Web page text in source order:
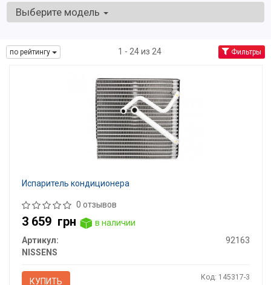
Выберите модель
по рейтингу 1 - 24 из 24 Фильтры
Испаритель кондиционера
0 отзывов
3 659 грн
в наличии
Артикул:
92163
NISSENS
КУПИТЬ Код: 145317-3